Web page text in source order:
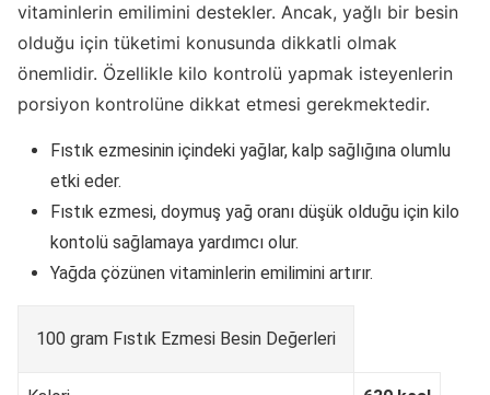
vitaminlerin emilimini destekler. Ancak, yağlı bir besin
olduğu için tüketimi konusunda dikkatli olmak
önemlidir. Özellikle kilo kontrolü yapmak isteyenlerin
porsiyon kontrolüne dikkat etmesi gerekmektedir.
Fıstık ezmesinin içindeki yağlar, kalp sağlığına olumlu
etki eder.
Fıstık ezmesi, doymuş yağ oranı düşük olduğu için kilo
kontolü sağlamaya yardımcı olur.
Yağda çözünen vitaminlerin emilimini artırır.
100 gram Fıstık Ezmesi Besin Değerleri